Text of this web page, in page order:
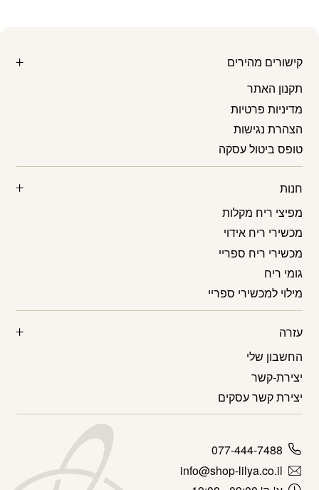
קישורים מהירים
תקנון האתר
מדיניות פרטיות
הצהרת נגישות
טופס ביטול עסקה
חנות
מפיצי ריח מקלות
מכשירי ריח אידוי
מכשירי ריח ספריי
גומי ריח
מילוי למכשירי ספריי
עזרה
החשבון שלי
יצירת-קשר
יצירת קשר עסקים
077-444-7488
info@shop-lilya.co.il